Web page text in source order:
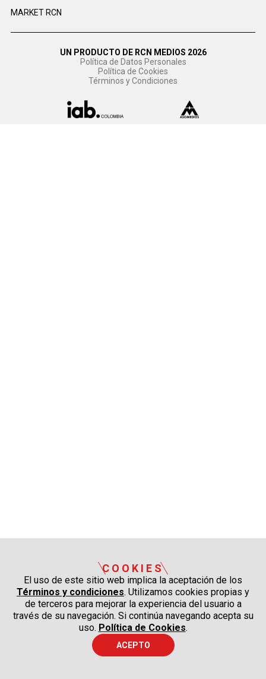
MARKET RCN
UN PRODUCTO DE RCN MEDIOS 2026
Política de Datos Personales
Política de Cookies
Términos y Condiciones
COOKIES
El uso de este sitio web implica la aceptación de los
Términos y condiciones. Utilizamos cookies propias y
de terceros para mejorar la experiencia del usuario a
través de su navegación. Si continúa navegando acepta su
uso. Política de Cookies.
ACEPTO